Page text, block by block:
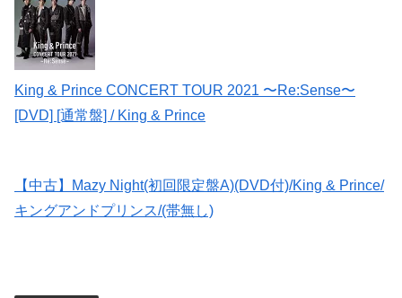
King & Prince CONCERT TOUR 2021 〜Re:Sense〜
[DVD] [通常盤] / King & Prince
【中古】Mazy Night(初回限定盤A)(DVD付)/King & Prince/
キングアンドプリンス/(帯無し)